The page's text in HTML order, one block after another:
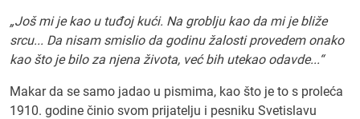
„Još mi je kao u tuđoj kući. Na groblju kao da mi je bliže
srcu... Da nisam smislio da godinu žalosti provedem onako
kao što je bilo za njena života, već bih utekao odavde...“
Makar da se samo jadao u pismima, kao što je to s proleća
1910. godine činio svom prijatelju i pesniku Svetislavu